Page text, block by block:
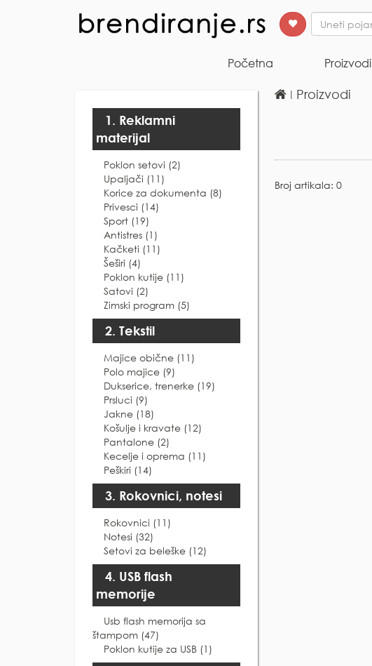
Početna Proizvodi
1. Reklamni
materijal
Poklon setovi (2)
Upaljači (11)
Korice za dokumenta (8)
Privesci (14)
Sport (19)
Antistres (1)
Kačketi (11)
Šeširi (4)
Poklon kutije (11)
Satovi (2)
Zimski program (5)
2. Tekstil
Majice obične (11)
Polo majice (9)
Dukserice, trenerke (19)
Prsluci (9)
Jakne (18)
Košulje i kravate (12)
Pantalone (2)
Kecelje i oprema (11)
Peškiri (14)
3. Rokovnici, notesi
Rokovnici (11)
Notesi (32)
Setovi za beleške (12)
4. USB flash
memorije
Usb flash memorija sa
štampom (47)
Poklon kutije za USB (1)
ǀ Proizvodi
Broj artikala: 0